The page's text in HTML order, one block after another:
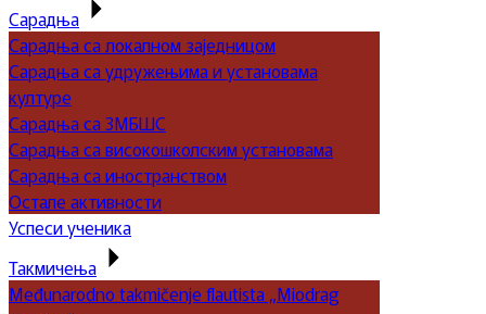
Сарадња
Сарадња са локалном заједницом
Сарадња са удружењима и установама
културе
Сарадња са ЗМБШС
Сарадња са високошколским установама
Сарадња са иностранством
Остале активности
Успеси ученика
Такмичења
Međunarodno takmičenje flautista „Miodrag